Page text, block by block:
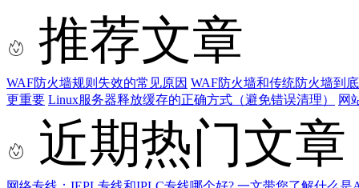
推荐文章
WAF防火墙规则失效的常见原因 WAF防火墙和传统防火墙到
更重要 Linux服务器释放缓存的正确方式（避免错误清理） 网
近期热门文章